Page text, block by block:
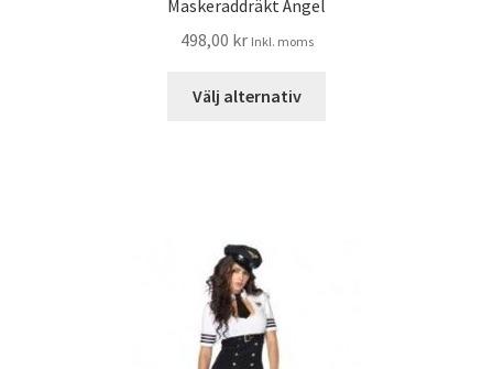
Maskeraddräkt Ängel
498,00 kr Inkl. moms
Välj alternativ